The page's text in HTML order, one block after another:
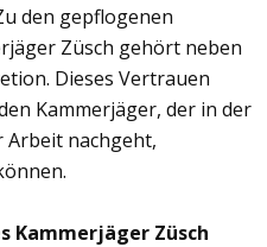
den gepflogenen
Züsch gehört neben
Dieses Vertrauen
Kammerjäger, der in der
Arbeit nachgeht,
Kammerjäger Züsch